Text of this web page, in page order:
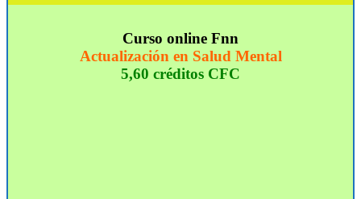
Curso online Fnn
Actualización en Salud Mental
5,60 créditos CFC